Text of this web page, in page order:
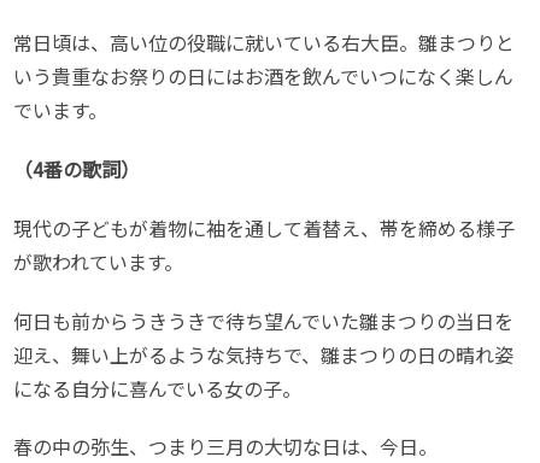
常日頃は、高い位の役職に就いている右大臣。雛まつりと
いう貴重なお祭りの日にはお酒を飲んでいつになく楽しん
でいます。
（4番の歌詞）
現代の子どもが着物に袖を通して着替え、帯を締める様子
が歌われています。
何日も前からうきうきで待ち望んでいた雛まつりの当日を
迎え、舞い上がるような気持ちで、雛まつりの日の晴れ姿
になる自分に喜んでいる女の子。
春の中の弥生、つまり三月の大切な日は、今日。